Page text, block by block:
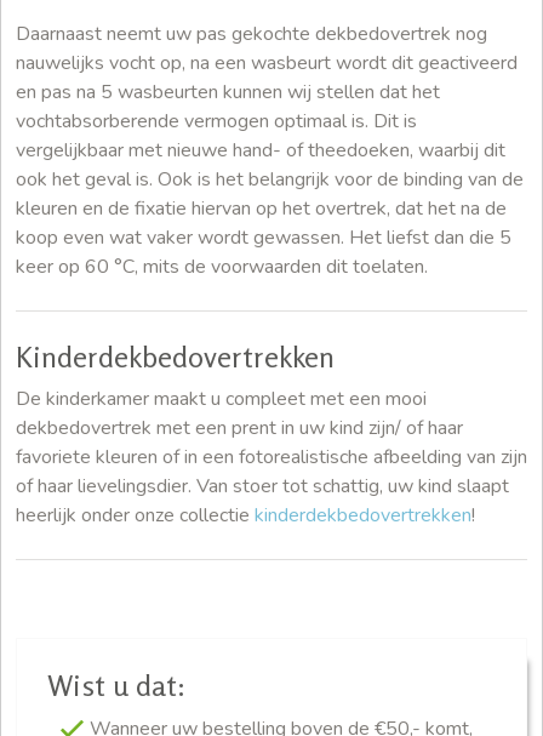
Daarnaast neemt uw pas gekochte dekbedovertrek nog
nauwelijks vocht op, na een wasbeurt wordt dit geactiveerd
en pas na 5 wasbeurten kunnen wij stellen dat het
vochtabsorberende vermogen optimaal is. Dit is
vergelijkbaar met nieuwe hand- of theedoeken, waarbij dit
ook het geval is. Ook is het belangrijk voor de binding van de
kleuren en de fixatie hiervan op het overtrek, dat het na de
koop even wat vaker wordt gewassen. Het liefst dan die 5
keer op 60 °C, mits de voorwaarden dit toelaten.
Kinderdekbedovertrekken
De kinderkamer maakt u compleet met een mooi
dekbedovertrek met een prent in uw kind zijn/ of haar
favoriete kleuren of in een fotorealistische afbeelding van zijn
of haar lievelingsdier. Van stoer tot schattig, uw kind slaapt
heerlijk onder onze collectie kinderdekbedovertrekken!
Wist u dat:
Wanneer uw bestelling boven de €50,- komt,